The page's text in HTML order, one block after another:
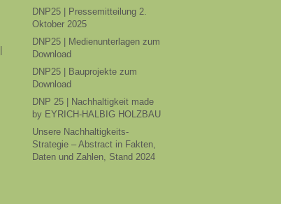
DNP25 | Pressemitteilung 2.
Oktober 2025
DNP25 | Medienunterlagen zum
Download
DNP25 | Bauprojekte zum
Download
DNP 25 | Nachhaltigkeit made
by EYRICH-HALBIG HOLZBAU
Unsere Nachhaltigkeits-
Strategie – Abstract in Fakten,
Daten und Zahlen, Stand 2024